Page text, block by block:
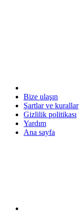
Bize ulaşın
Şartlar ve kurallar
Gizlilik politikası
Yardım
Ana sayfa